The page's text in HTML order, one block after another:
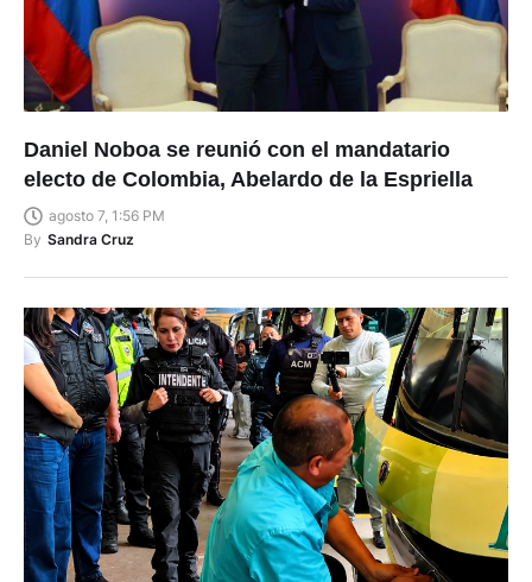
Daniel Noboa se reunió con el mandatario
electo de Colombia, Abelardo de la Espriella
agosto 7, 1:56 PM
By Sandra Cruz